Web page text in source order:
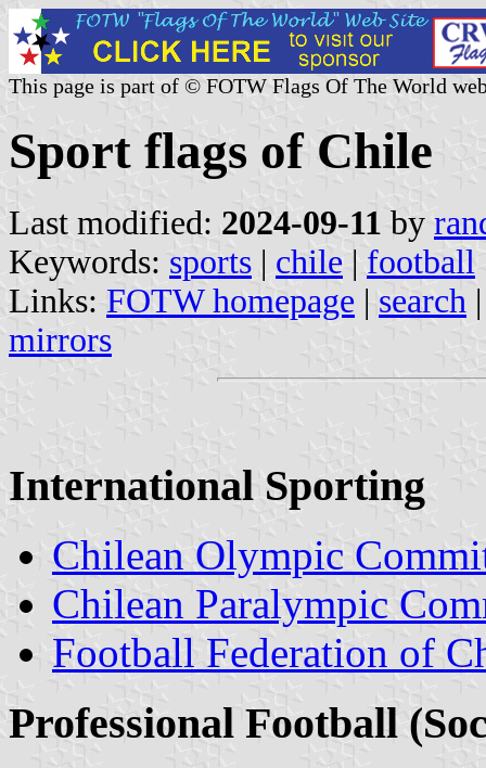
This page is part of © FOTW Flags Of The World
Sport flags of Chile
Last modified: 2024-09-11 by
Keywords: sports | chile | football
Links: FOTW homepage | search
mirrors
International Sporting
Chilean Olympic
Chilean Paralympic
Football Federation of
Professional Football